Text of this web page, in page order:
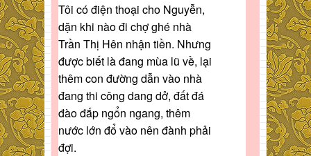
Tôi có điện thoại cho Nguyễn,
dặn khi nào đi chợ ghé nhà
Trần Thị Hên nhận tiền. Nhưng
được biết là đang mùa lũ về, lại
thêm con đường dẫn vào nhà
đang thi công dang dở, đất đá
đào đắp ngổn ngang, thêm
nước lớn đổ vào nên đành phải
đợi.